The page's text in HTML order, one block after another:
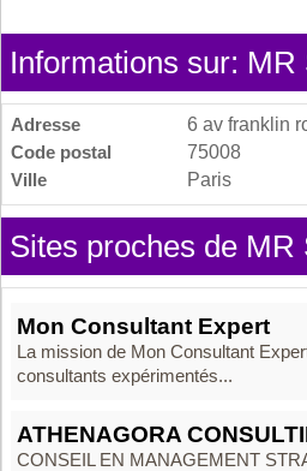
Informations sur: MR
Adresse
6 av franklin
Code postal
75008
Ville
Paris
Sites proches de MR
Mon Consultant Expert
La mission de Mon Consultant
consultants expérimentés...
ATHENAGORA
CONSEIL EN MANAGEMENT